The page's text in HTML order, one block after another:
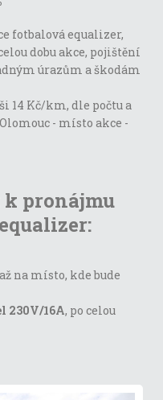
fotbalová equalizer,
dobu akce, pojištění
úrazům a škodám
14 Kč/km, dle počtu a
- místo akce -
k pronájmu
na místo, kde bude
230V/16A, po celou